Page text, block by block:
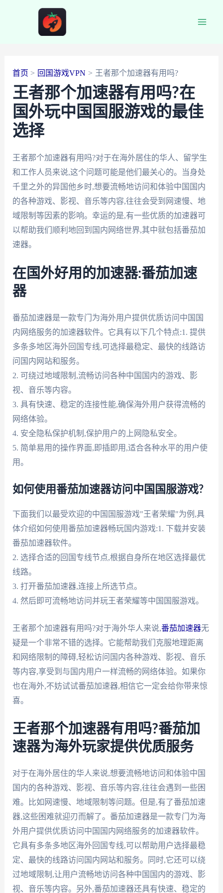
首页 回国游戏VPN 王者那个加速器有用吗?
王者那个加速器有用吗?在
国外玩中国国服游戏的最佳
选择
王者那个加速器有用吗?对于在海外居住的华人、留学生
和工作人员来说,这个问题可能是他们最关心的。当身处
千里之外的异国他乡时,想要流畅地访问和体验中国国内
的各种游戏、影视、音乐等内容,往往会受到网速慢、地
域限制等因素的影响。幸运的是,有一些优质的加速器可
以帮助我们顺利地回到国内网络世界,其中就包括番茄加
速器。
在国外好用的加速器:番茄加速
器
番茄加速器是一款专门为海外用户提供优质访问中国国
内网络服务的加速器软件。它具有以下几个特点:1. 提供
多条多地区海外回国专线,可选择最稳定、最快的线路访
问国内网站和服务。
2. 可绕过地域限制,流畅访问各种中国国内的游戏、影
视、音乐等内容。
3. 具有快速、稳定的连接性能,确保海外用户获得流畅的
网络体验。
4. 安全隐私保护机制,保护用户的上网隐私安全。
5. 简单易用的操作界面,即插即用,适合各种水平的用户使
用。
如何使用番茄加速器访问中国国服游戏?
下面我们以最受欢迎的中国国服游戏"王者荣耀"为例,具
体介绍如何使用番茄加速器畅玩国内游戏:1. 下载并安装
番茄加速器软件。
2. 选择合适的回国专线节点,根据自身所在地区选择最优
线路。
3. 打开番茄加速器,连接上所选节点。
4. 然后即可流畅地访问并玩王者荣耀等中国国服游戏。
王者那个加速器有用吗?对于海外华人来说,番茄加速器无
疑是一个非常不错的选择。它能帮助我们克服地理距离
和网络限制的障碍,轻松访问国内各种游戏、影视、音乐
等内容,享受到与国内用户一样流畅的网络体验。如果你
也在海外,不妨试试番茄加速器,相信它一定会给你带来惊
喜。
王者那个加速器有用吗?番茄加
速器为海外玩家提供优质服务
对于在海外居住的华人来说,想要流畅地访问和体验中国
国内的各种游戏、影视、音乐等内容,往往会遇到一些困
难。比如网速慢、地域限制等问题。但是,有了番茄加速
器,这些困难就迎刃而解了。番茄加速器是一款专门为海
外用户提供优质访问中国国内网络服务的加速器软件。
它具有多条多地区海外回国专线,可以帮助用户选择最稳
定、最快的线路访问国内网站和服务。同时,它还可以绕
过地域限制,让用户流畅地访问各种中国国内的游戏、影
视、音乐等内容。另外,番茄加速器还具有快速、稳定的